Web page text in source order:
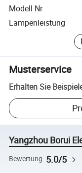
Modell Nr.
Lampenleistung
Musterservice
Erhalten Sie
Yangzhou Borui
Bewertung 5.0/5